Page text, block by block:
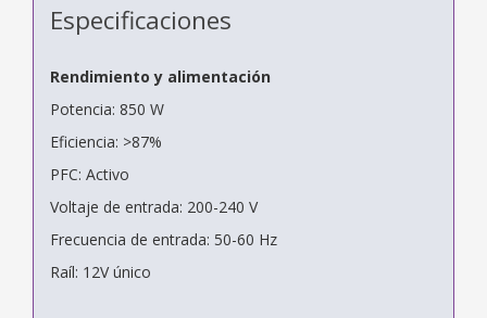
Especificaciones
Rendimiento y alimentación
Potencia: 850 W
Eficiencia: >87%
PFC: Activo
Voltaje de entrada: 200-240 V
Frecuencia de entrada: 50-60 Hz
Raíl: 12V único